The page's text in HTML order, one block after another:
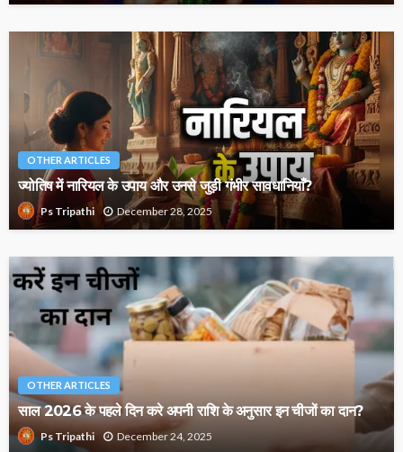
OTHER ARTICLES
ज्योतिष में नारियल के उपाय और उनसे जुड़ी गंभीर सावधानियाँ?
Ps Tripathi December 28, 2025
OTHER ARTICLES
साल 2026 के पहले दिन करे अपनी राशि के अनुसार इन चीजों का दान?
Ps Tripathi December 24, 2025